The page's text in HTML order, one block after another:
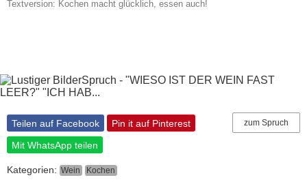
Textversion: Kochen macht glücklich, essen auch!
zum Spruch
Teilen auf Facebook
Pin it auf Pinterest
Mit WhatsApp teilen
Kategorien: Wein Kochen